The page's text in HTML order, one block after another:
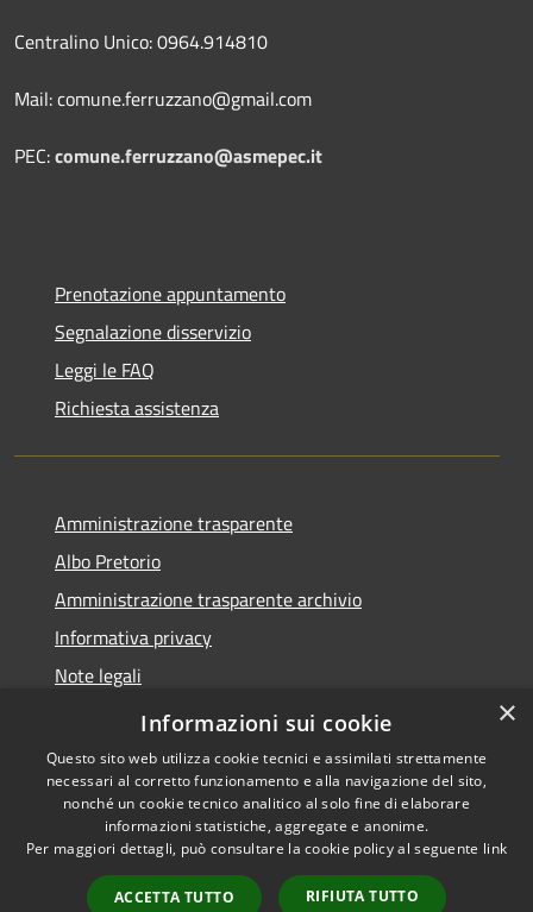
Centralino Unico: 0964.914810
Mail: comune.ferruzzano@gmail.com
PEC:comune.ferruzzano@asmepec.it
Prenotazione appuntamento
Segnalazione disservizio
Leggi le FAQ
Richiesta assistenza
Amministrazione trasparente
Albo Pretorio
Amministrazione trasparente archivio
Informativa privacy
Note legali
Dichiarazione di accessibilità
Accessibilità
Copyright © 2026 • Comune di
Ferruzzano • Powered by
Municipium•
Accesso
×
Informazioni sui cookie
Questo sito web utilizza cookie tecnici e assimilati strettamente
necessari al corretto funzionamento e alla navigazione del sito,
nonché un cookie tecnico analitico al solo fine di elaborare
informazioni statistiche, aggregate e anonime.
Per maggiori dettagli, può consultare la cookie policy al seguente link
ACCETTA TUTTO RIFIUTA TUTTO